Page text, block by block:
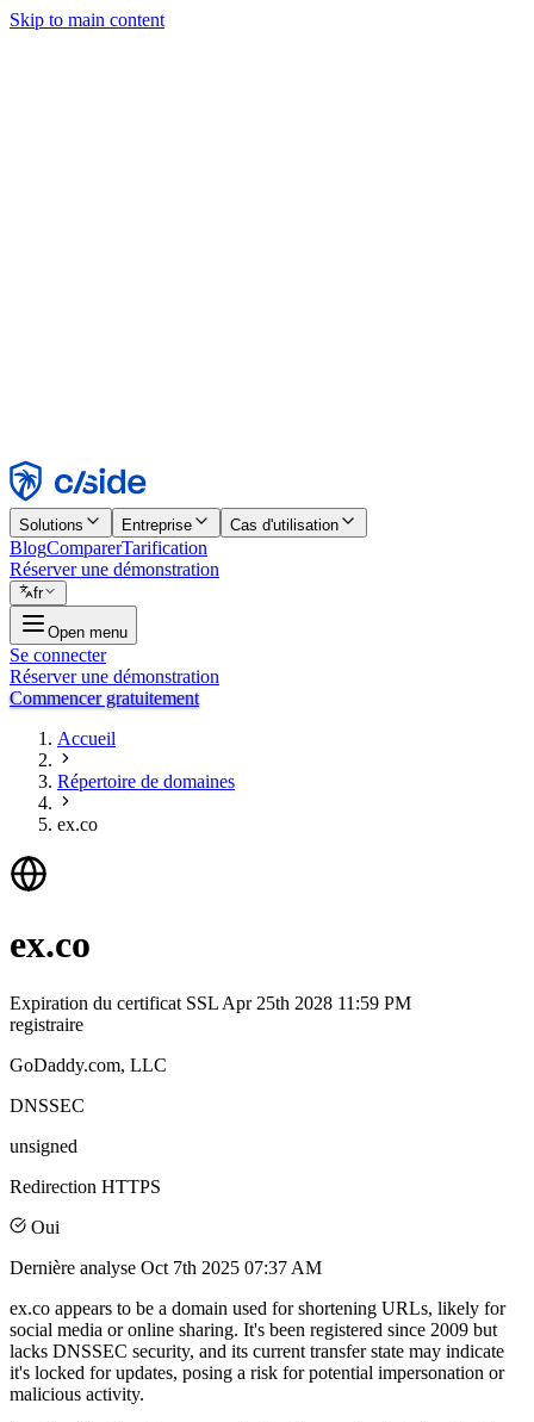
Skip to main content
Rejeter
Solutions Entreprise Cas d'utilisation
BlogComparerTarification
Réserver une démonstration
fr
Open menu
Se connecter
Réserver une démonstration
Commencer gratuitement
Accueil
Répertoire de domaines
ex.co
ex.co
Expiration du certificat SSL Apr 25th 2028 11:59 PM
registraire
GoDaddy.com, LLC
DNSSEC
unsigned
Redirection HTTPS
Oui
Dernière analyse Oct 7th 2025 07:37 AM
ex.co appears to be a domain used for shortening URLs, likely for
social media or online sharing. It's been registered since 2009 but
lacks DNSSEC security, and its current transfer state may indicate
it's locked for updates, posing a risk for potential impersonation or
malicious activity.